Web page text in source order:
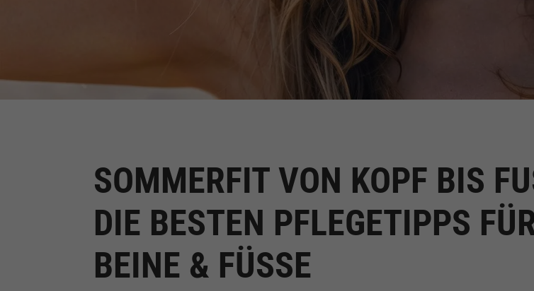
SOMMERFIT VON KOPF BIS
IE BESTEN PFLEGETIPPS FÜR
EINE & FÜSSE